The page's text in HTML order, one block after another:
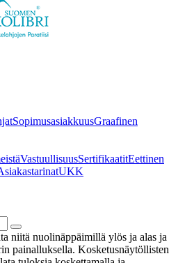
SopimusasiakkuusGraafinen
VastuullisuusSertifikaatitEettinen
UKK
niitä nuolinäppäimillä ylös ja alas ja
painalluksella. Kosketusnäytöllisten